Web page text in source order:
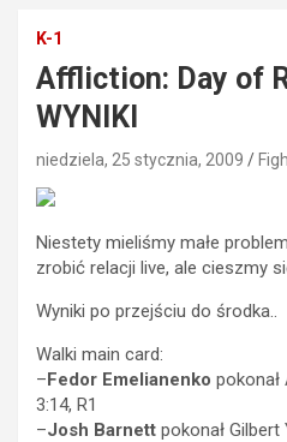
K-1
Affliction: Day of
WYNIKI
niedziela, 25 stycznia, 2009
Niestety mieliśmy małe
zrobić relacji live, ale cieszmy
Wyniki po przejściu do środka..
Walki main card:
–Fedor Emelianenko
3:14, R1
–Josh Barnett pokonał Gilbert